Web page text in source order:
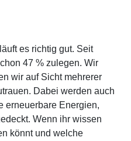
es richtig gut. Seit
47 % zulegen. Wir
wir auf Sicht mehrerer
Dabei werden auch
erneuerbare Energien,
Wenn ihr wissen
könnt und welche